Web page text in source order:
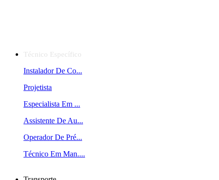
Técnico Específico
Instalador De Co...
Projetista
Especialista Em ...
Assistente De Au...
Operador De Pré...
Técnico Em Man....